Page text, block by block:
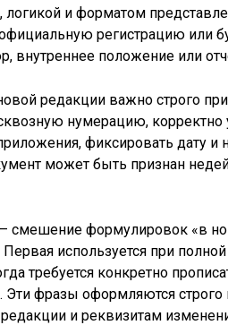
логикой и форматом
регистрацию или
внутреннее положение или
редакции важно строго
нумерацию, корректно
фиксировать дату и
может быть признан
смешение формулировок «в
используется при
требуется конкретно
Эти фразы оформляются
и реквизитам